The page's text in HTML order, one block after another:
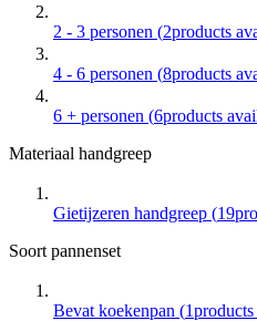
2 - 3 personen (2products
4 - 6 personen (8products
6 + personen (6products
Materiaal handgreep
Gietijzeren handgreep (19
Soort pannenset
Bevat koekenpan (1